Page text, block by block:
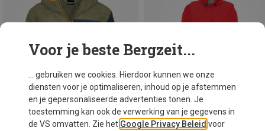
Voor je beste Bergzeit...
... gebruiken we cookies. Hierdoor kunnen we onze
diensten voor je optimaliseren, inhoud op je afstemmen
en je gepersonaliseerde advertenties tonen. Je
toestemming kan ook de verwerking van je gegevens in
de VS omvatten. Zie het Google Privacy Beleid voor